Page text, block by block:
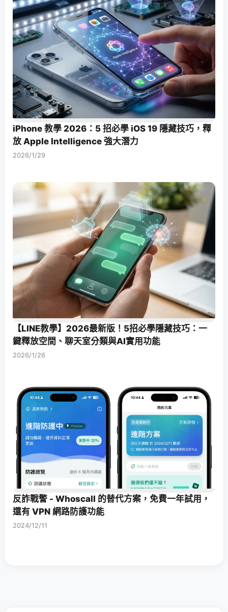
iPhone 教學 2026：5 招必學 iOS 19 隱藏技巧，釋
放 Apple Intelligence 強大潛力
2026/1/29
【LINE教學】2026最新版！5招必學隱藏技巧：一
鍵釋放空間、聊天室分類與AI實用功能
2026/1/26
反詐戰警 - Whoscall 的替代方案，免費一年試用，
還有 VPN 網路防護功能
2024/12/11